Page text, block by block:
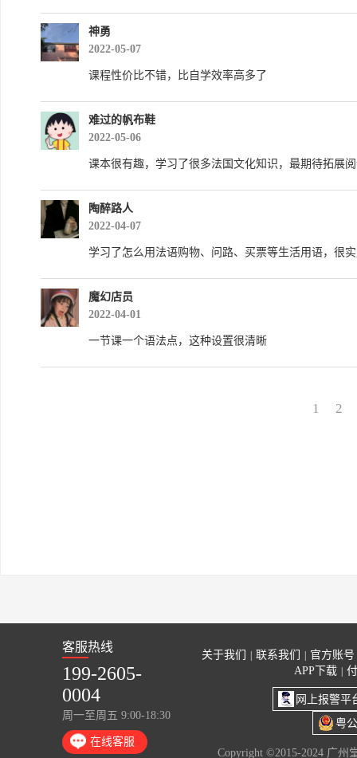
神勇
2022-05-07
课程性价比不错，比自学效率高多了
难过的帆布鞋
2022-05-06
课本很有趣，学习了很多法国文化知识，最期待拓展
陶醉路人
2022-04-07
学习了怎么用法语购物、问路、买票等生活用语，很
魔幻店员
2022-04-01
一节课一个语法点，这种设置很清晰
1 2
客服热线
199-2605-
0004
周一至周五 9:00-18:30
在线客服
关于我们 联系我们
官方账号
APP下载
网上报警平
粤
Copyright ©2015-2024 广州